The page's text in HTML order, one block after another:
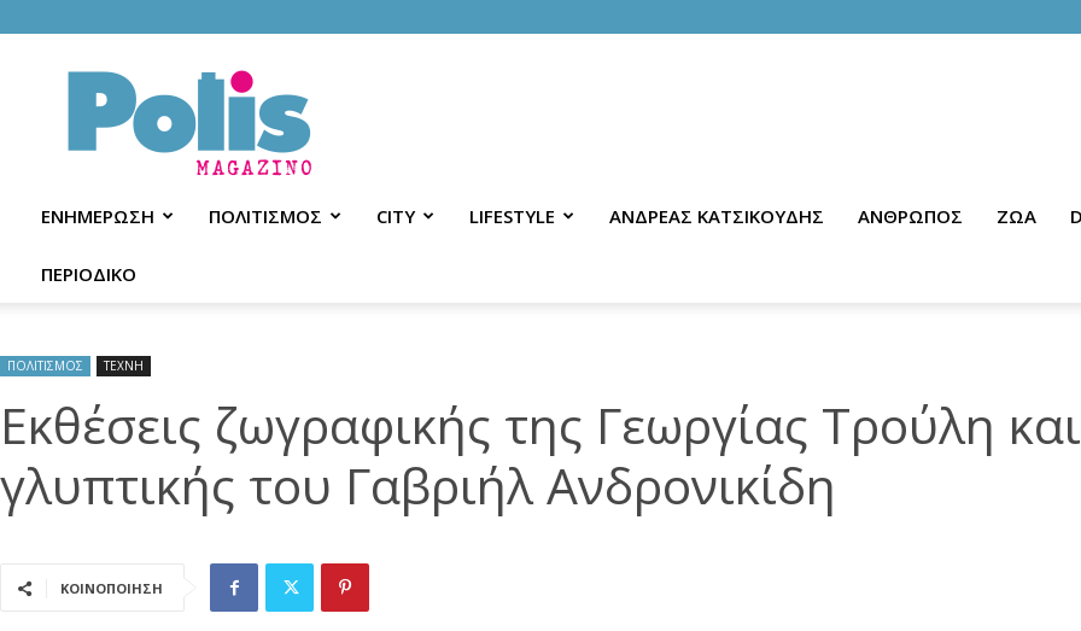
Polis
Magazino
ΕΝΗΜΕΡΩΣΗ ΠΟΛΙΤΙΣΜΟΣ CITY LIFESTYLE ΑΝΔΡΕΑΣ ΚΑΤΣΙΚΟΥΔΗΣ ΑΝΘΡΩΠΟΣ ΖΩΑ
ΠΕΡΙΟΔΙΚΟ
ΠΟΛΙΤΙΣΜΟΣ ΤΕΧΝΗ
Εκθέσεις ζωγραφικής της Γεωργίας Τρούλη και
γλυπτικής του Γαβριήλ Ανδρονικίδη
ΚΟΙΝΟΠΟΙΗΣΗ